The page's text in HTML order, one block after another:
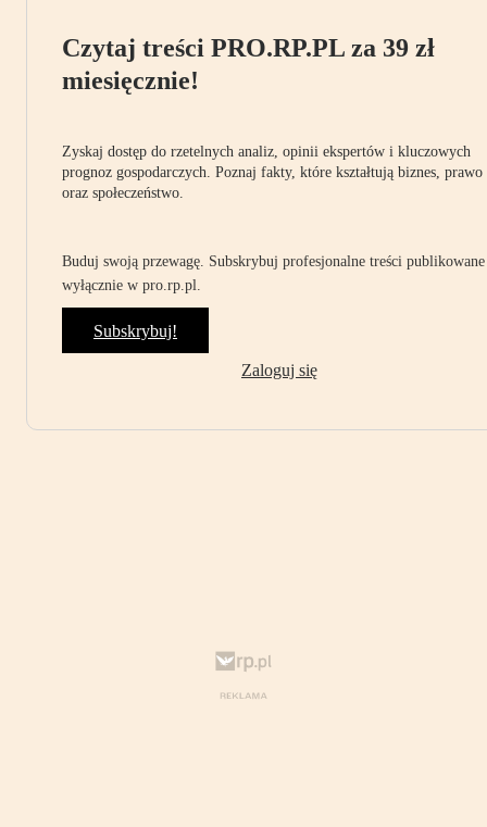
Czytaj treści PRO.RP.PL za 39 zł
miesięcznie!
Zyskaj dostęp do rzetelnych analiz, opinii ekspertów i kluczowych
prognoz gospodarczych. Poznaj fakty, które kształtują biznes, prawo
oraz społeczeństwo.
Buduj swoją przewagę. Subskrybuj profesjonalne treści publikowane
wyłącznie w pro.rp.pl.
Subskrybuj!
Zaloguj się